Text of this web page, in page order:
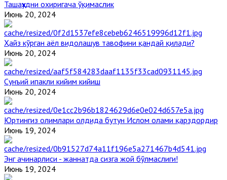
Ташаҳҳудни охиригача ўқимаслик
Июнь 20, 2024
Ҳайз кўрган аёл видолашув тавофини қандай қилади?
Июнь 20, 2024
Сунъий ипакли кийим кийиш
Июнь 20, 2024
Юртингиз олимлари олдида бутун Ислом олами қарздордир
Июнь 19, 2024
Энг ачинарлиси - жаннатда сизга жой бўлмаслиги!
Июнь 19, 2024